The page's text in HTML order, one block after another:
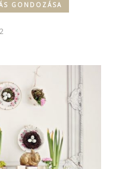
GONDOZÁSA